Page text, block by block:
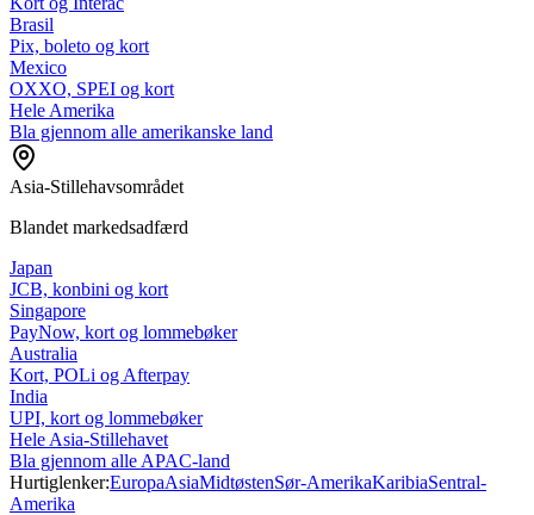
Brasil
Pix, boleto og kort
Mexico
OXXO, SPEI og kort
Hele Amerika
Bla gjennom alle amerikanske land
Asia-Stillehavsområdet
Blandet markedsadfærd
Japan
JCB, konbini og kort
Singapore
PayNow, kort og lommebøker
Australia
Kort, POLi og Afterpay
India
UPI, kort og lommebøker
Hele Asia-Stillehavet
Bla gjennom alle APAC-land
Hurtiglenker:EuropaAsiaMidtøstenSør-AmerikaKaribiaSentral-
Amerika